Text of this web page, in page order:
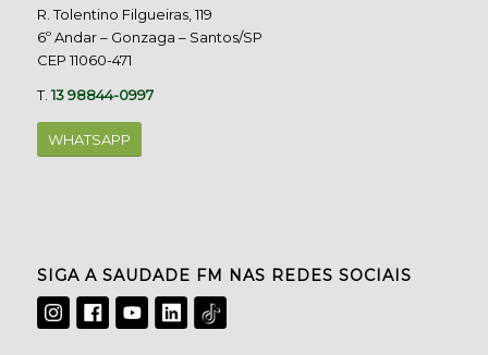
R. Tolentino Filgueiras, 119
6º Andar – Gonzaga – Santos/SP
CEP 11060-471
T.13 98844-0997
WHATSAPP
SIGA A SAUDADE FM NAS REDES SOCIAIS